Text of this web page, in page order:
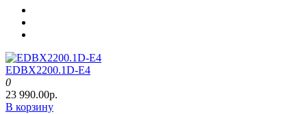
EDBX2200.1D-E4
0
23 990.00р.
В корзину